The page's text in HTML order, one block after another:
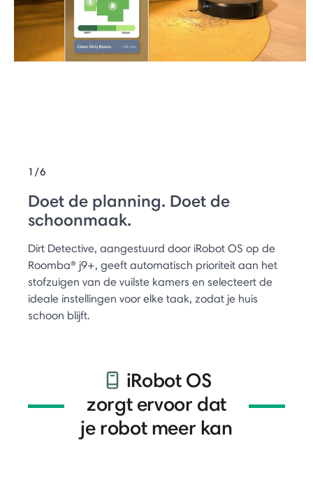
1/6
Doet de planning. Doet de
schoonmaak.
Dirt Detective, aangestuurd door iRobot OS op de
Roomba® j9+, geeft automatisch prioriteit aan het
stofzuigen van de vuilste kamers en selecteert de
ideale instellingen voor elke taak, zodat je huis
schoon blijft.
iRobot OS
zorgt ervoor dat
je robot meer kan